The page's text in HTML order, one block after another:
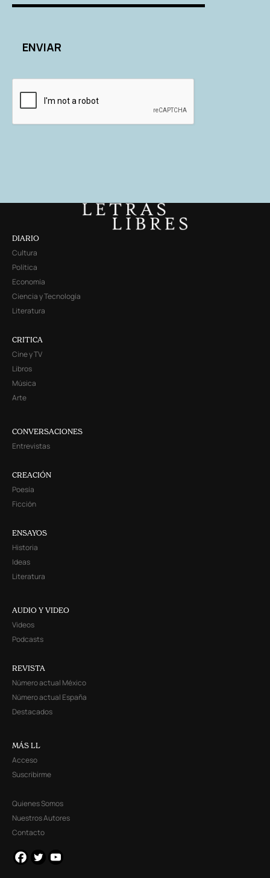
DIARIO
Cultura
Política
Economía
Ciencia y Tecnología
Literatura
CRITICA
Cine y TV
Libros
Música
Arte
CONVERSACIONES
Entrevistas
CREACIÓN
Poesía
Ficción
ENSAYOS
Historia
Ideas
Literatura
AUDIO Y VIDEO
Videos
Podcasts
REVISTA
Número actual México
Número actual España
Destacados
MÁS LL
Acceso
Suscribirme
Quienes Somos
Nuestros Autores
Contacto